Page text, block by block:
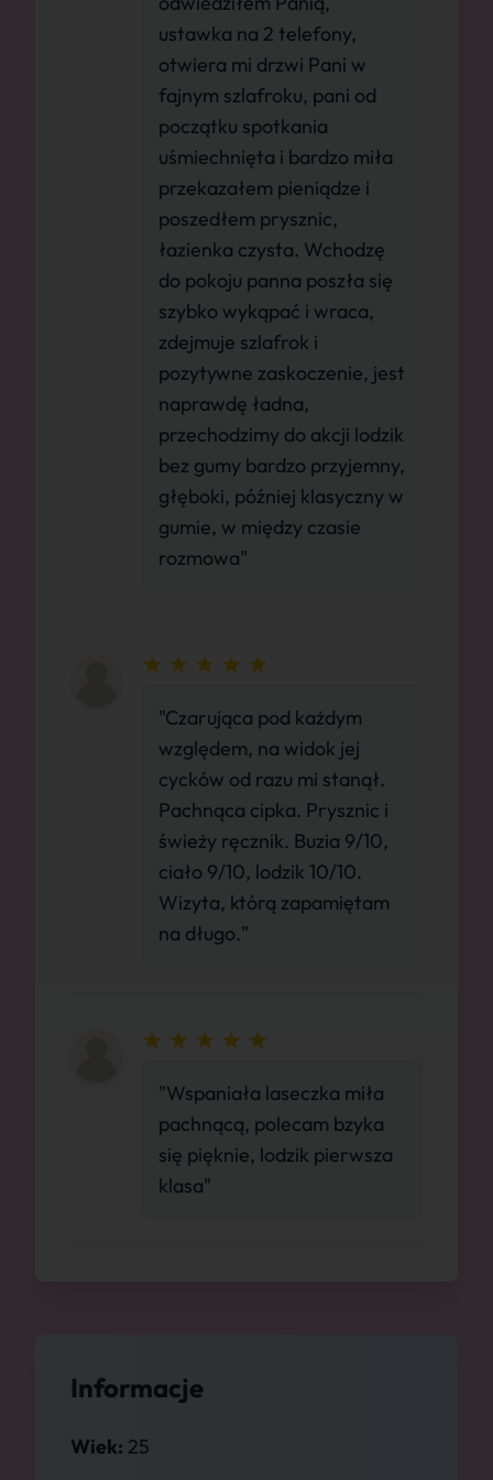
Informacje
Wiek: 25
ustawka na 2 telefony,
otwiera mi drzwi Pani w
fajnym szlafroku, pani od
początku spotkania
uśmiechnięta i bardzo miła
przekazałem pieniądze i
poszedłem prysznic,
łazienka czysta. Wchodzę
do pokoju panna poszła się
szybko wykąpać i wraca,
zdejmuje szlafrok i
pozytywne zaskoczenie, jest
naprawdę ładna,
przechodzimy do akcji lodzik
bez gumy bardzo przyjemny,
głęboki, później klasyczny w
gumie, w między czasie
rozmowa"
"Czarująca pod każdym
względem, na widok jej
cycków od razu mi stanął.
Pachnąca cipka. Prysznic i
świeży ręcznik. Buzia 9/10,
ciało 9/10, lodzik 10/10.
Wizyta, którą zapamiętam
na długo."
"Wspaniała laseczka miła
pachnącą, polecam bzyka
się pięknie, lodzik pierwsza
klasa"